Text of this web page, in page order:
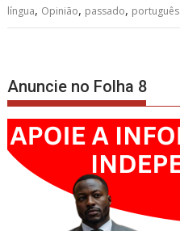
língua, Opinião, passado, português
Anuncie no Folha 8